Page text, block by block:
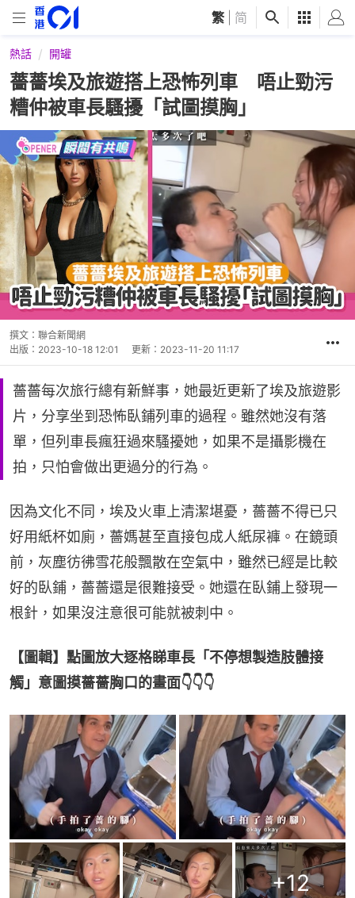
繁 简
熱話 開罐
薔薔埃及旅遊搭上恐怖列車 唔止勁污
糟仲被車長騷擾「試圖摸胸」
撰文： 聯合新聞網
出版： 2023-10-18 12:01 更新： 2023-11-20 11:17
薔薔每次旅行總有新鮮事，她最近更新了埃及旅遊影
片，分享坐到恐怖臥鋪列車的過程。雖然她沒有落
單，但列車長瘋狂過來騷擾她，如果不是攝影機在
拍，只怕會做出更過分的行為。
因為文化不同，埃及火車上清潔堪憂，薔薔不得已只
好用紙杯如廁，薔媽甚至直接包成人紙尿褲。在鏡頭
前，灰塵彷彿雪花般飄散在空氣中，雖然已經是比較
好的臥鋪，薔薔還是很難接受。她還在臥鋪上發現一
根針，如果沒注意很可能就被刺中。
【圖輯】點圖放大逐格睇車長「不停想製造肢體接
觸」意圖摸薔薔胸口的畫面👇👇👇
+12